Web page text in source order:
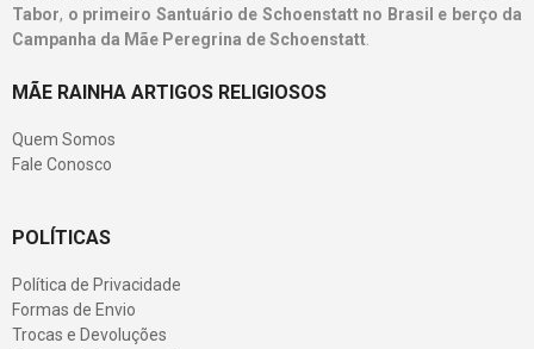
Tabor, o primeiro Santuário de Schoenstatt no Brasil e berço da
Campanha da Mãe Peregrina de Schoenstatt
MÃE RAINHA ARTIGOS RELIGIOSOS
Quem Somos
Fale Conosco
POLÍTICAS
Política de Privacidade
Formas de Envio
Trocas e Devoluções